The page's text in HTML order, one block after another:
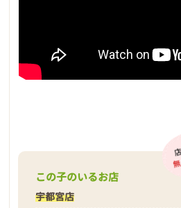
この子のいるお店
宇都宮店